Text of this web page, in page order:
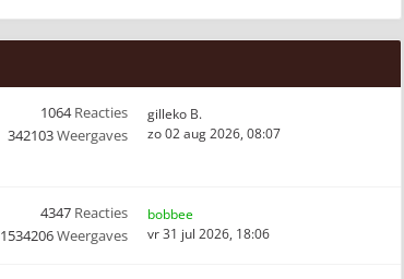
1064Reacties
342103Weergaves
gilleko B.
zo 02 aug 2026, 08:07
4347 Reacties
1534206Weergaves
bobbee
vr 31 jul 2026, 18:06